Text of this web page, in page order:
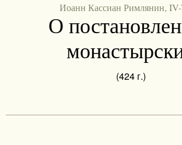
Иоанн Кассиан Римлянин,
О
(424 г.)